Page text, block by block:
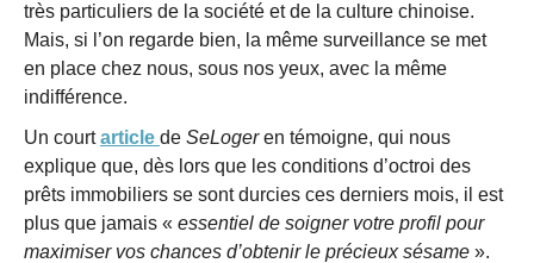
très particuliers de la société et de la culture chinoise.
Mais, si l’on regarde bien, la même surveillance se met
en place chez nous, sous nos yeux, avec la même
indifférence.
Un courtarticle de SeLogeren témoigne, qui nous
explique que, dès lors que les conditions d’octroi des
prêts immobiliers se sont durcies ces derniers mois, il est
plus que jamais « essentiel de soigner votre profil pour
maximiser vos chances d’obtenir le précieux sésame ».